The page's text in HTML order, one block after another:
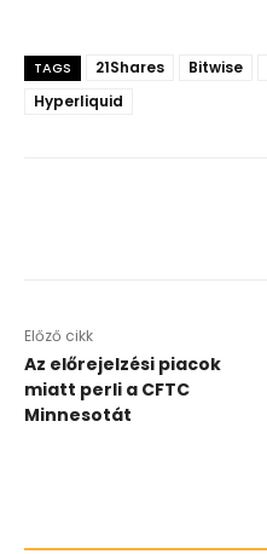
TAGS 21Shares Bitwise
Hyperliquid
Előző cikk
Az előrejelzési piacok
miatt perli a CFTC
Minnesotát